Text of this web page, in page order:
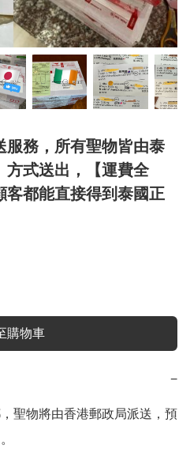
服務，所有聖物皆由泰
方式送出，【運費全
客都能直接得到泰國正
購物車
−
聖物將由香港郵政局派送，預